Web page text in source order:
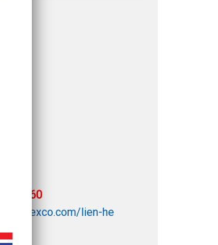
960 760
amimexco.com/lien-he